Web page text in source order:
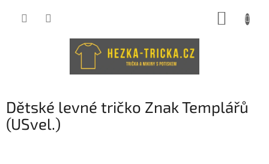
Dětské levné tričko Znak Templářů
(USvel.)